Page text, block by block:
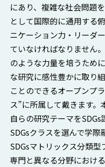
にあり、複雑な社会問題
として国際的に通用する
ニケーション力・リーダ
ていなければなりません
のような力量を培うため
な研究に感性豊かに取り
ことのできるオープンプ
ス”に所属して戴きます
自らの研究テーマを
SDGsクラスを選んで学
SDGsマトリックス分類
専門と異なる分野におけ